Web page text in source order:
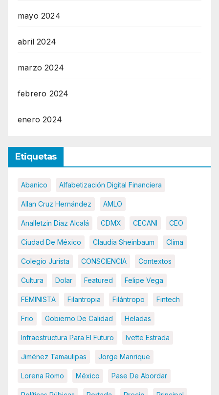
mayo 2024
abril 2024
marzo 2024
febrero 2024
enero 2024
Etiquetas
Abanico Alfabetización Digital Financiera
Allan Cruz Hernández AMLO
Analletzin Díaz Alcalá CDMX CECANI CEO
Ciudad De México Claudia Sheinbaum Clima
Colegio Jurista CONSCIENCIA Contextos
Cultura Dolar Featured Felipe Vega
FEMINISTA Filantropia Filántropo Fintech
Frio Gobierno De Calidad Heladas
Infraestructura Para El Futuro Ivette Estrada
Jiménez Tamaulipas Jorge Manrique
Lorena Romo México Pase De Abordar